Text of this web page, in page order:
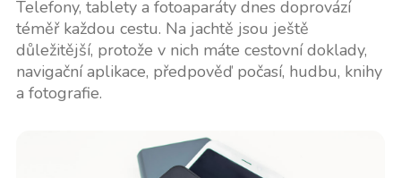
Telefony, tablety a fotoaparáty dnes doprovází
téměř každou cestu. Na jachtě jsou ještě
důležitější, protože v nich máte cestovní doklady,
navigační aplikace, předpověď počasí, hudbu, knihy
a fotografie.